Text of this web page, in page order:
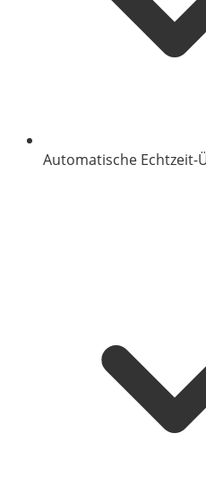
Automatische Echtzeit-